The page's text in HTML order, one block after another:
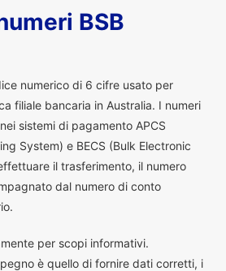
BSB
numerico di 6 cifre usato per
filiale bancaria in Australia. I numeri
sistemi di pagamento APCS
System) e BECS (Bulk Electronic
il trasferimento, il numero
dal numero di conto
per scopi informativi.
è quello di fornire dati corretti, i